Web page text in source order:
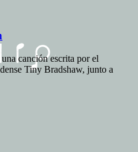
canción escrita por el
Tiny Bradshaw, junto a